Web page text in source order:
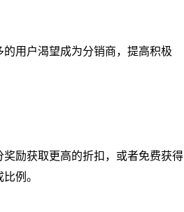
用户渴望成为分销商，提高积极
励获取更高的折扣，或者免费获得
例。